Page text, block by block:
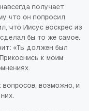
получает
что он попросил
что Иисус воскрес из
бы то же самое.
«Ты должен был
к моим
возможно, и